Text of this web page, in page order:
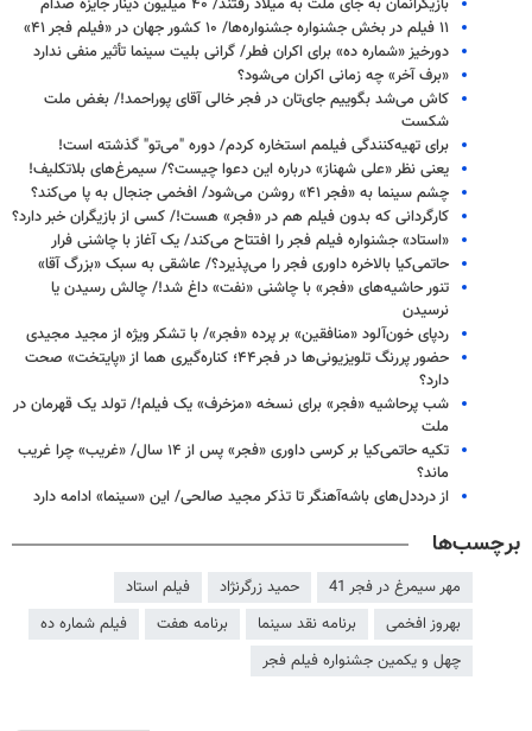
۱۱ فیلم در بخش جشنواره جشنواره‌ها/ ۱۰ کشور جهان در «فیلم فجر ۴۱»
دورخیز «شماره ده» برای اکران فطر/ گرانی بلیت سینما تأثیر منفی ندارد
«برف آخر» چه زمانی اکران می‌شود؟
کاش می‌شد بگوییم جای‌تان در فجر خالی آقای پوراحمد!/ بغض ملت
شکست
برای تهیه‌کنندگی فیلمم استخاره کردم/ دوره "می‌تو" گذشته است!
یعنی نظر «علی شهناز»‌ درباره این دعوا چیست؟/ سیمرغ‌های بلاتکلیف!
چشم سینما به «فجر ۴۱» روشن می‌شود/ افخمی جنجال به پا می‌کند؟
کارگردانی که بدون فیلم هم در «فجر» هست!/ کسی از بازیگران خبر دارد؟
«استاد» جشنواره فیلم فجر را افتتاح می‌کند/ یک آغاز با چاشنی فرار
حاتمی‌کیا بالاخره داوری فجر را می‌پذیرد؟/ عاشقی به سبک «بزرگ آقا»
تنور حاشیه‌های «فجر» با چاشنی «نفت» داغ شد!/ چالش رسیدن یا
نرسیدن
ردپای خون‌آلود «منافقین» بر پرده «فجر»/ با تشکر ویژه از مجید مجیدی
حضور پررنگ تلویزیونی‌ها در فجر۴۴؛ کناره‌گیری هما از «پایتخت» صحت
دارد؟
شب پرحاشیه «فجر» برای نسخه «مزخرف»‌ یک فیلم!/ تولد یک قهرمان در
ملت
تکیه حاتمی‌کیا بر کرسی داوری «فجر» پس از ۱۴ سال/ «غریب»‌ چرا غریب
ماند؟
از درددل‌های باشه‌آهنگر تا تذکر مجید صالحی/ این «سینما» ادامه دارد
برچسب‌ها
مهر سیمرغ در فجر 41 حمید زرگرنژاد
فیلم استاد
بهروز افخمی
برنامه نقد سینما برنامه هفت
فیلم شماره ده
چهل و یکمین جشنواره فیلم فجر